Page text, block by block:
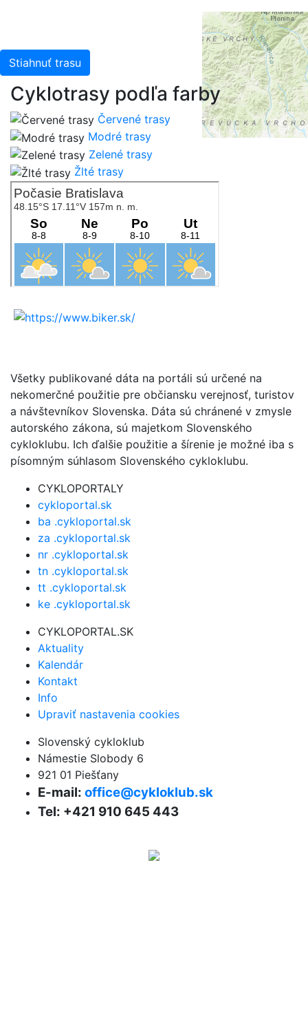
Stiahnuť trasu
Cyklotrasy podľa farby
Červené trasy
Modré trasy
Zelené trasy
Žlté trasy
Všetky publikované dáta na portáli sú určené na
nekomerčné použitie pre občiansku verejnosť, turistov
a návštevníkov Slovenska. Dáta sú chránené v zmysle
autorského zákona, sú majetkom Slovenského
cykloklubu. Ich ďalšie použitie a šírenie je možné iba s
písomným súhlasom Slovenského cykloklubu.
CYKLOPORTALY
cykloportal.sk
ba .cykloportal.sk
za .cykloportal.sk
nr .cykloportal.sk
tn .cykloportal.sk
tt .cykloportal.sk
ke .cykloportal.sk
CYKLOPORTAL.SK
Aktuality
Kalendár
Kontakt
Info
Upraviť nastavenia cookies
Slovenský cykloklub
Námestie Slobody 6
921 01 Piešťany
E-mail: office@cykloklub.sk
Tel: +421 910 645 443